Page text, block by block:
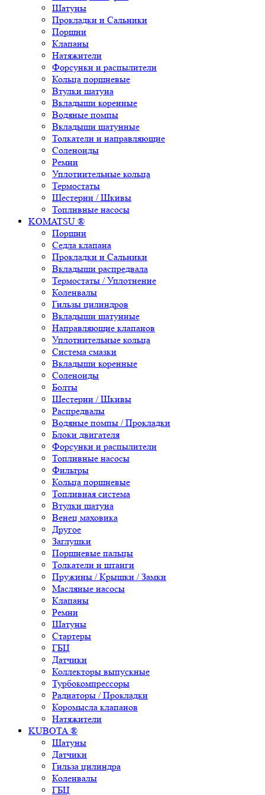
Шатуны
Прокладки и Сальники
Поршни
Клапаны
Натяжители
Форсунки и распылители
Кольца поршневые
Втулки шатуна
Вкладыши коренные
Водяные помпы
Вкладыши шатунные
Толкатели и направляющие
Соленоиды
Ремни
Уплотнительные кольца
Термостаты
Шестерни / Шкивы
Топливные насосы
KOMATSU ®
Поршни
Седла клапана
Прокладки и Сальники
Вкладыши распредвала
Термостаты / Уплотнение
Коленвалы
Гильзы цилиндров
Вкладыши шатунные
Направляющие клапанов
Уплотнительные кольца
Система смазки
Вкладыши коренные
Соленоиды
Болты
Шестерни / Шкивы
Распредвалы
Водяные помпы / Прокладки
Блоки двигателя
Форсунки и распылители
Топливные насосы
Фильтры
Кольца поршневые
Топливная система
Втулки шатуна
Венец маховика
Другое
Заглушки
Поршневые пальцы
Толкатели и штанги
Пружины / Крышки / Замки
Масляные насосы
Клапаны
Ремни
Шатуны
Стартеры
ГБЦ
Датчики
Коллекторы выпускные
Турбокомпрессоры
Радиаторы / Прокладки
Коромысла клапанов
Натяжители
KUBOTA ®
Шатуны
Датчики
Гильза цилиндра
Коленвалы
ГБЦ